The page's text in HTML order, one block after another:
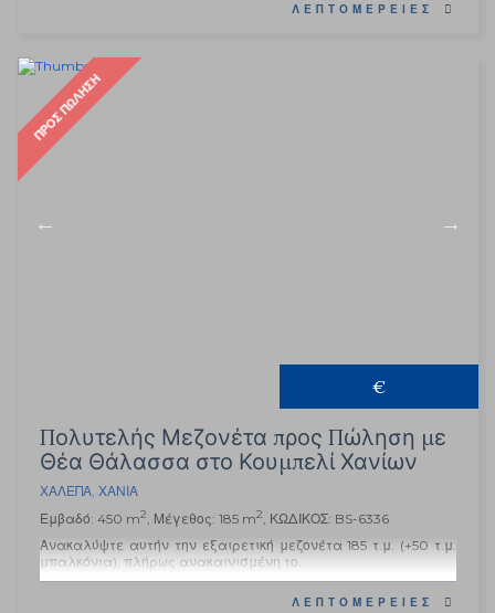
ΛΕΠΤΟΜΈΡΕΙΕΣ
ΠΡΟΣ ΠΏΛΗΣΗ
€
Πολυτελής Μεζονέτα προς Πώληση με
Θέα Θάλασσα στο Κουμπελί Χανίων
ΧΑΛΈΠΑ, ΧΑΝΙΆ
Εμβαδό: 450 m2, Μέγεθος: 185 m2, ΚΩΔΙΚΟΣ: BS-6336
Ανακαλύψτε αυτήν την εξαιρετική μεζονέτα 185 τ.μ. (+50 τ.μ.
μπαλκόνια), πλήρως ανακαινισμένη το...
ΛΕΠΤΟΜΈΡΕΙΕΣ